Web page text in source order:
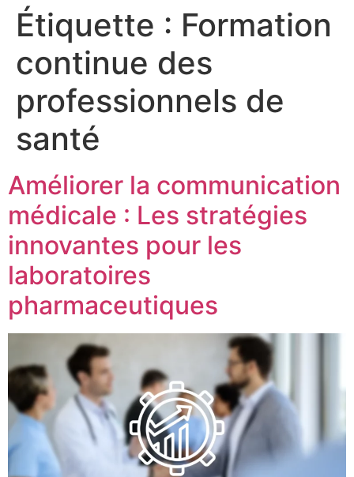
Étiquette : Formation
continue des
professionnels de
santé
Améliorer la communication
médicale : Les stratégies
innovantes pour les
laboratoires
pharmaceutiques